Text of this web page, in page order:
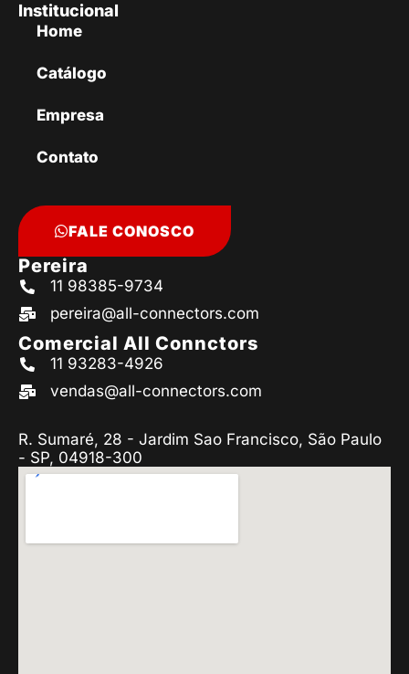
Institucional
Home
Catálogo
Empresa
Contato
FALE CONOSCO
Pereira
11 98385-9734
pereira@all-connectors.com
Comercial All Connctors
11 93283-4926
vendas@all-connectors.com
R. Sumaré, 28 - Jardim Sao Francisco, São Paulo
- SP, 04918-300